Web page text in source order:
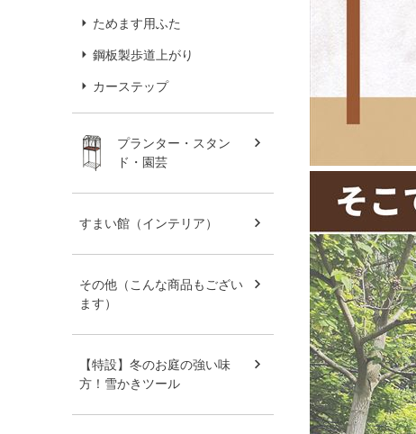
ためます用ふた
鋼板製歩道上がり
カーステップ
プランター・スタン
ド・園芸
すまい館（インテリア）
その他（こんな商品もござい
ます）
【特設】冬のお庭の強い味
方！雪かきツール